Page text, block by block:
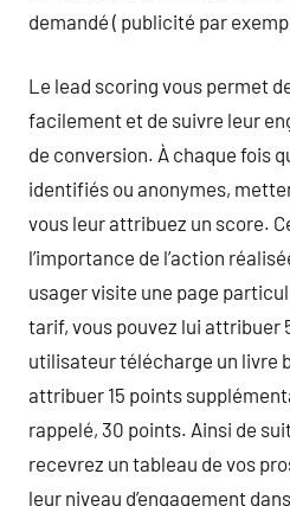
demandé ( publicité par
Le lead scoring vous permet
facilement et de suivre leur
de conversion. À chaque fois
identifiés ou anonymes,
vous leur attribuez un score.
l’importance de l’action
usager visite une page
tarif, vous pouvez lui attribuer
utilisateur télécharge un livre
attribuer 15 points
rappelé, 30 points. Ainsi de
recevrez un tableau de vos
leur niveau d’engagement